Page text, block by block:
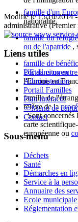
famille d'un
nationalité,
famille du
ou de l'apatride ,
famille de
UE dans un
l'Europe en
famille de
relève de la
. Sont concernés
carte
européenne ou
Modifié le 15/10/2014
administrative (Premier
Liens utiles
Portail citoyen
Administration
Portail Familles
Plan intéractif
Menu de
Contact
Sous-menu
Déchets
Santé
Démarches en
Service à la
Annuaire des
Ecole
Réglementation